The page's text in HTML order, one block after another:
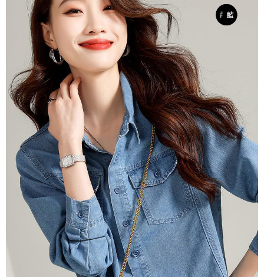
請求用戶進行身份認證。
５．嚴禁一人註冊多個帳號或使用他人資訊註冊。若發現惡意使用之情形，
恩沛科技股份有限公司將有權停止該用戶之使用額度並採取法律行動。